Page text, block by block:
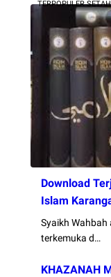
TERPOPULER
Download
Islam
Syaikh
terkemuka d…
KHAZANAH